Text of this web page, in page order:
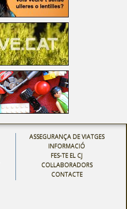
ASSEGURANÇA DE VIATGES
INFORMACIÓ
FES-TE EL CJ
COL·LABORADORS
CONTACTE